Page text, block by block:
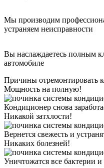
Мы производим
устраняем неисправности
Вы наслаждаетесь полным
автомобиле
Причины отремонтировать
Мощность на полную!
Кондиционер снова
Никакой затхлости!
Вернется свежесть и
Никаких болезней!
Уничтожатся все бактерии